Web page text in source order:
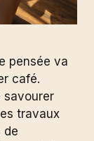
pensée va
café.
savourer
travaux
de